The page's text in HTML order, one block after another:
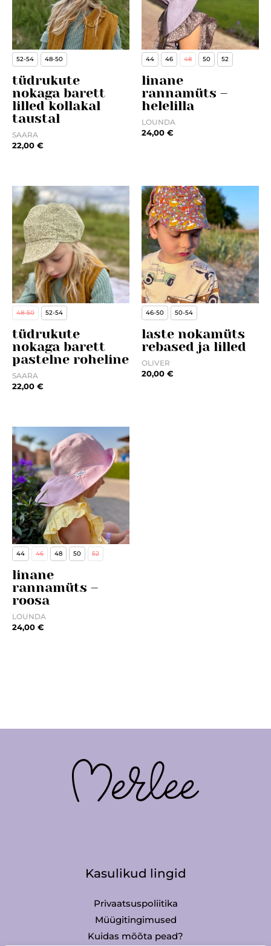
52-54 48-50
tüdrukute
nokaga barett
lilled kollakal
taustal
SAARA
22,00 €
44 46 48 50 52
linane
rannamüts –
helelilla
LOUNDA
24,00 €
48-50 52-54
tüdrukute
nokaga barett
pastelne roheline
SAARA
22,00 €
46-50 50-54
laste nokamüts
rebased ja lilled
OLIVER
20,00 €
44 46 48 50 52
linane
rannamüts –
roosa
LOUNDA
24,00 €
Kasulikud lingid
Privaatsuspoliitika
Müügitingimused
Kuidas mõõta pead?